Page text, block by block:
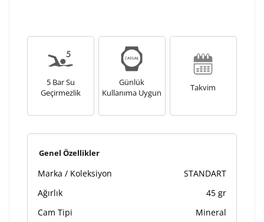
10/ 10
Lütfen font seçiniz
Kişiselleştirilmiş ürünlerin teslim süresi gravür işleme
tamamlandıktan sonra siparişiniz kargoya verilecektir.
ürünlerde
5 Bar Su
Geçirmezlik
Günlük
Kullanıma Uygun
Takvim
Genel Özellikler
Marka / Koleksiyon
STANDART
Ağırlık
45 gr
Cam Tipi
Mineral